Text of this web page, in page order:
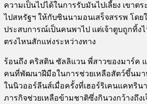
ความเป็นไปได้ในการรับมันไปเลี้ยง เขาตร
ไปสหรัฐฯ ให้กับซินนามอนเสร็จสรรพ โด
ประสบการณ์เป็นคนพาไป แต่เจ้าตูบถูกทิ้ง
ตรงไหนสักแห่งระหว่างทาง
ร้อนถึง คริสติน ซัลลิแวน พี่สาวของมาร์ค
คนที่พัฒนาฝีมือในการช่วยเหลือสัตว์ขึ้นมา
ในนิวออร์ลีนส์เมื่อครั้งที่เฮอร์ริเคนแคทริน
ภารกิจช่วยเหลือข้ามชาติซึ่งกินวงกว้างถึง